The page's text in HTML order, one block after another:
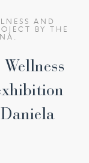
AND
BY THE